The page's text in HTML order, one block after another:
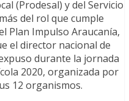
(Prodesal) y del Servicio
del rol que cumple
Plan Impulso Araucanía,
el director nacional de
durante la jornada
2020, organizada por
12 organismos.